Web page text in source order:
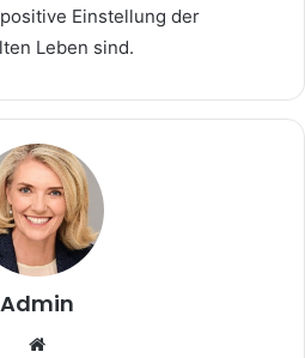
Einstellung der
Leben sind.
Admin